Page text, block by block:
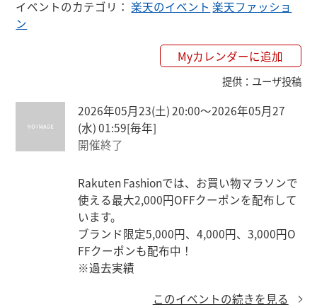
イベントのカテゴリ ： 楽天のイベント 楽天ファッショ
ン
Myカレンダーに追加
提供： ユーザ投稿
2026年05月23(土) 20:00〜2026年05月27
(水) 01:59[毎年]
開催終了
Rakuten Fashionでは、お買い物マラソンで
使える最大2,000円OFFクーポンを配布して
います。
ブランド限定5,000円、4,000円、3,000円O
FFクーポンも配布中！
※過去実績
このイベントの続きを見る